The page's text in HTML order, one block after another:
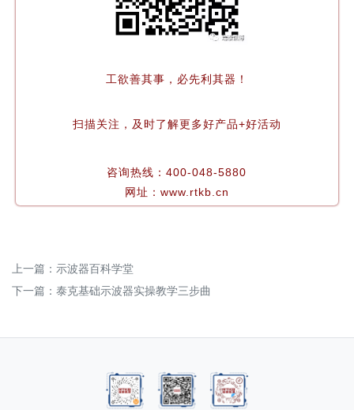
工欲善其事，必先利其器！
扫描关注， 及 时了解更多好产品+好活动
咨询热线 ：400-048-5880
网址 ： www. rtkb cn
上一篇： 示波器百科学堂
下一篇： 泰克基础示波器实操教学三步曲